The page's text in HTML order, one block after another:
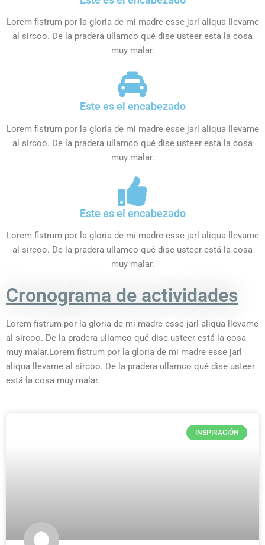
Lorem fistrum por la gloria de mi madre esse jarl aliqua llevame
al sircoo. De la pradera ullamco qué dise usteer está la cosa
muy malar.
Este es el encabezado
Lorem fistrum por la gloria de mi madre esse jarl aliqua llevame
al sircoo. De la pradera ullamco qué dise usteer está la cosa
muy malar.
Este es el encabezado
Lorem fistrum por la gloria de mi madre esse jarl aliqua llevame
al sircoo. De la pradera ullamco qué dise usteer está la cosa
muy malar.
Cronograma de actividades
Lorem fistrum por la gloria de mi madre esse jarl aliqua llevame
al sircoo. De la pradera ullamco qué dise usteer está la cosa
muy malar.Lorem fistrum por la gloria de mi madre esse jarl
aliqua llevame al sircoo. De la pradera ullamco qué dise usteer
está la cosa muy malar.
INSPIRACIÓN